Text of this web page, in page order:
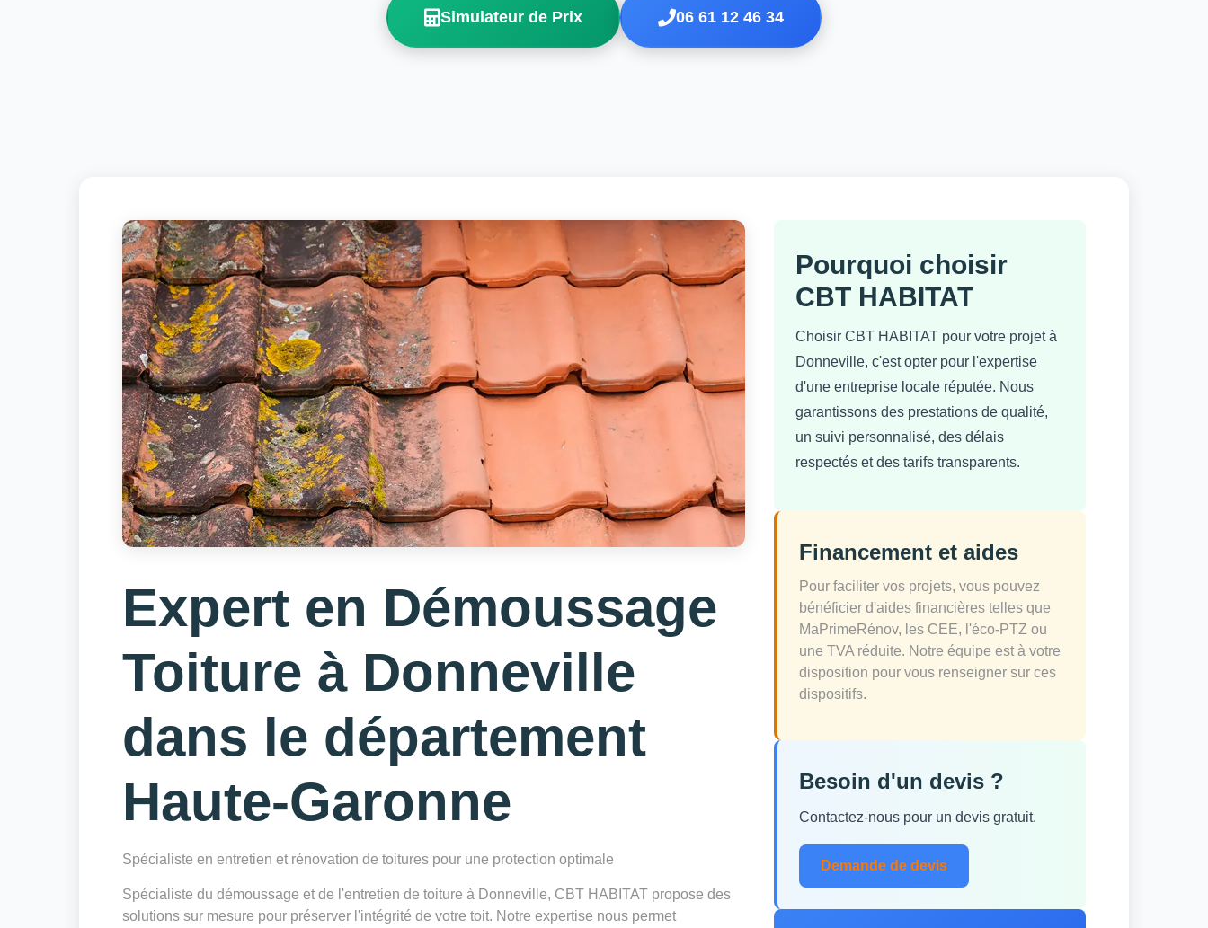
Simulateur de Prix 06 61 12 46 34
Expert en Démoussage
Toiture à Donneville
dans le département
Haute-Garonne
Spécialiste en entretien et rénovation de toitures pour une protection optimale
Spécialiste du démoussage et de l'entretien de toiture à Donneville, CBT HABITAT propose des
solutions sur mesure pour préserver l'intégrité de votre toit. Notre expertise nous permet
Pourquoi choisir
CBT HABITAT
Choisir CBT HABITAT pour votre projet à
Donneville, c'est opter pour l'expertise
d'une entreprise locale réputée. Nous
garantissons des prestations de qualité,
un suivi personnalisé, des délais
respectés et des tarifs transparents.
Financement et aides
Pour faciliter vos projets, vous pouvez
bénéficier d'aides financières telles que
MaPrimeRénov, les CEE, l'éco-PTZ ou
une TVA réduite. Notre équipe est à votre
disposition pour vous renseigner sur ces
dispositifs.
Besoin d'un devis ?
Contactez-nous pour un devis gratuit.
Demande de devis